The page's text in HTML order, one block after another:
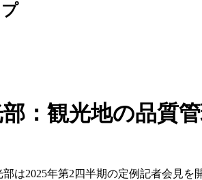
：観光地の品質
部は2025年第2四半期の定例記者会見